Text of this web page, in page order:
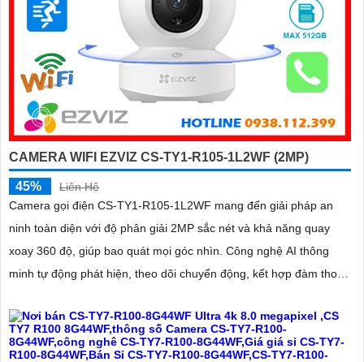
CAMERA WIFI EZVIZ CS-TY1-R105-1L2WF (2MP)
45%
Liên Hệ
Camera gọi điện CS-TY1-R105-1L2WF mang đến giải pháp an
ninh toàn diện với độ phân giải 2MP sắc nét và khả năng quay
xoay 360 độ, giúp bao quát mọi góc nhìn. Công nghệ AI thông
minh tự động phát hiện, theo dõi chuyển động, kết hợp đàm thoại